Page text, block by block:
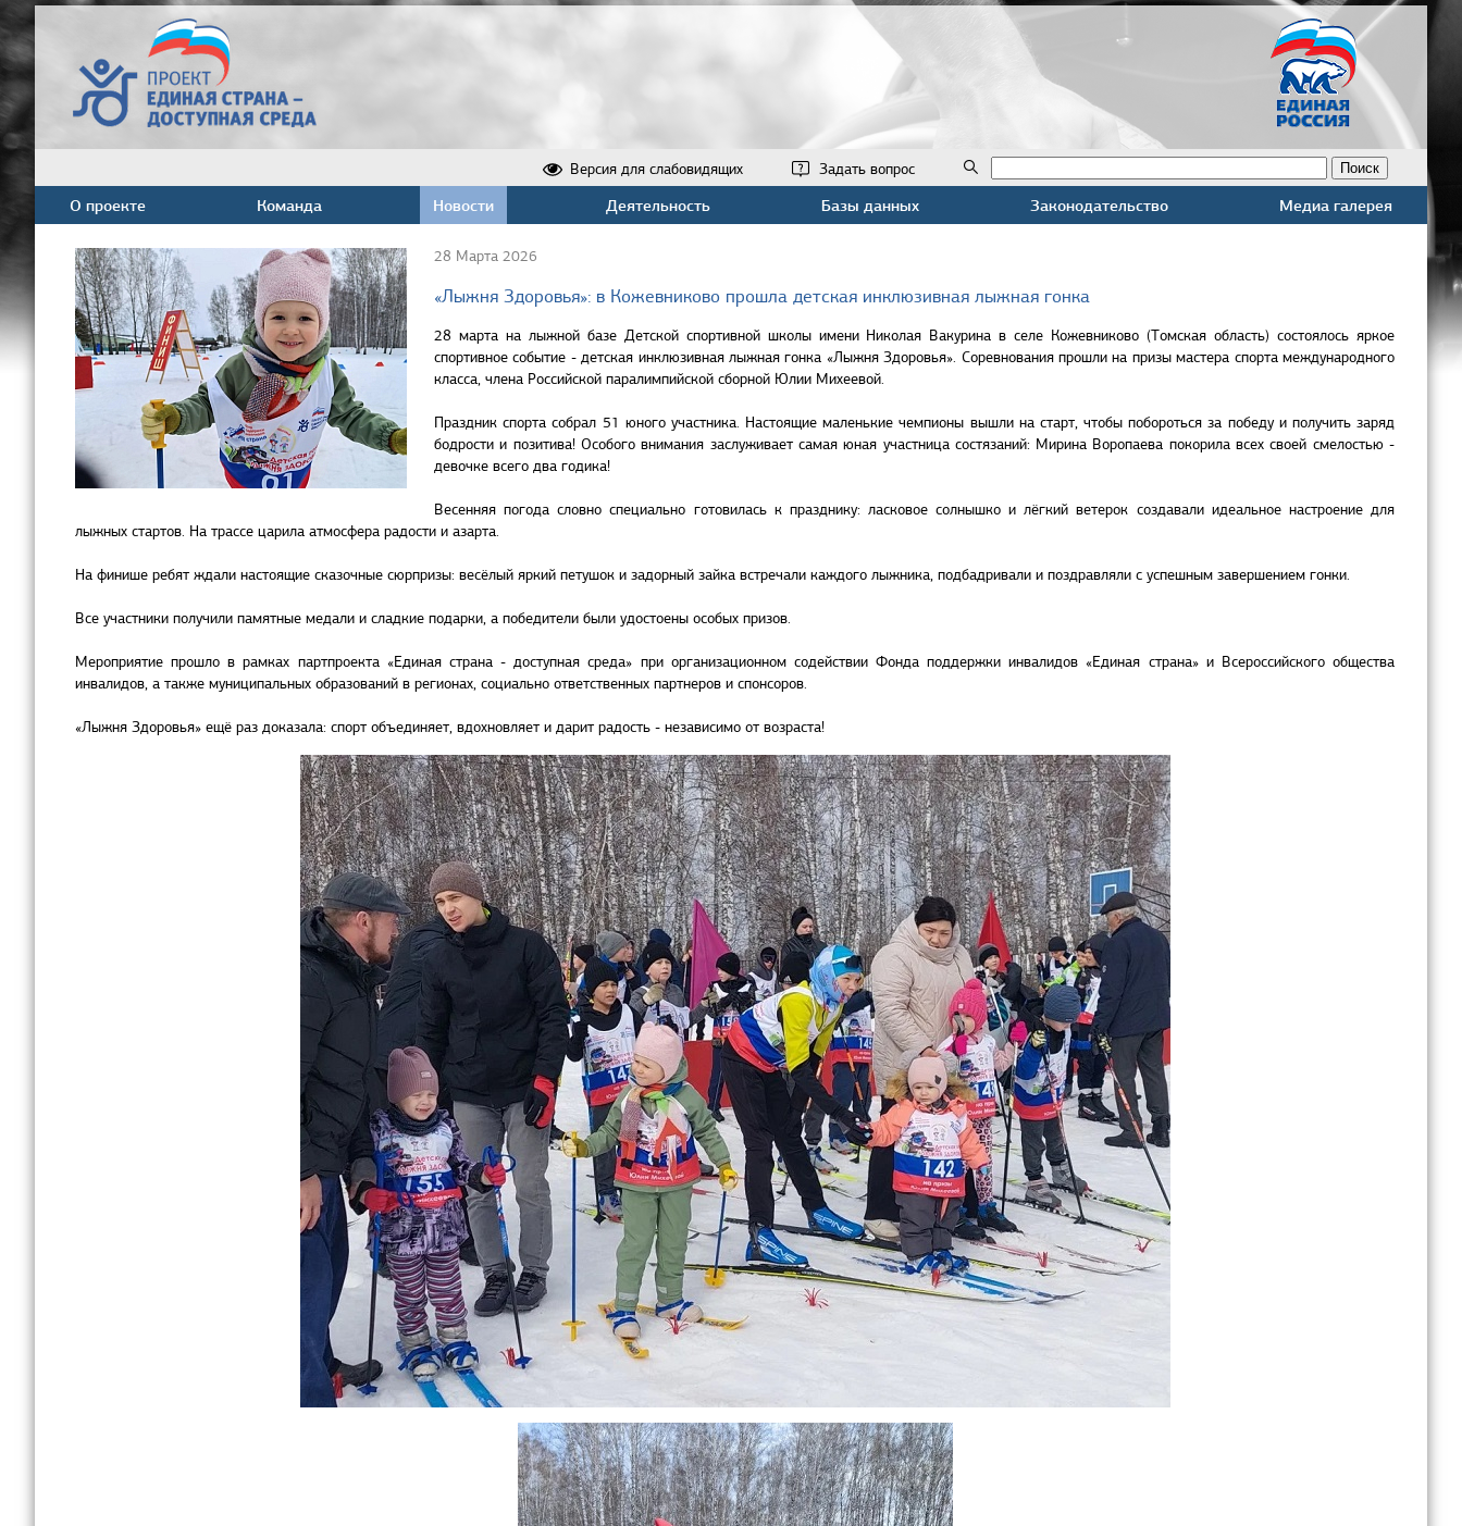
Задать вопрос
Версия для слабовидящих
О проекте Команда Новости Деятельность Базы данных Законодательство Медиа галерея
28 Марта 2026
«Лыжня Здоровья»: в Кожевниково прошла детская инклюзивная лыжная гонка
28 марта на лыжной базе Детской спортивной школы имени Николая Вакурина в селе Кожевниково (Томская область) состоялось яркое
спортивное событие - детская инклюзивная лыжная гонка «Лыжня Здоровья». Соревнования прошли на призы мастера спорта международного
класса, члена Российской паралимпийской сборной Юлии Михеевой.
Праздник спорта собрал 51 юного участника. Настоящие маленькие чемпионы вышли на старт, чтобы побороться за победу и получить заряд
бодрости и позитива! Особого внимания заслуживает самая юная участница состязаний: Мирина Воропаева покорила всех своей смелостью -
девочке всего два годика!
Весенняя погода словно специально готовилась к празднику: ласковое солнышко и лёгкий ветерок создавали идеальное настроение для
лыжных стартов. На трассе царила атмосфера радости и азарта.
На финише ребят ждали настоящие сказочные сюрпризы: весёлый яркий петушок и задорный зайка встречали каждого лыжника, подбадривали и поздравляли с успешным завершением гонки.
Все участники получили памятные медали и сладкие подарки, а победители были удостоены особых призов.
Мероприятие прошло в рамках партпроекта «Единая страна - доступная среда» при организационном содействии Фонда поддержки инвалидов «Единая страна» и Всероссийского общества
инвалидов, а также муниципальных образований в регионах, социально ответственных партнеров и спонсоров.
«Лыжня Здоровья» ещё раз доказала: спорт объединяет, вдохновляет и дарит радость - независимо от возраста!